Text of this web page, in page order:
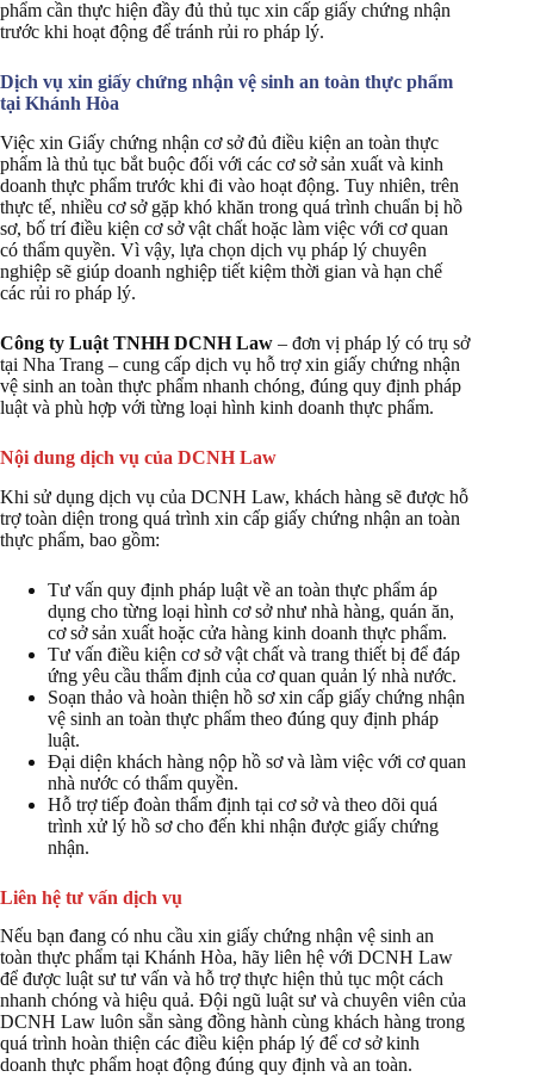
phẩm cần thực hiện đầy đủ thủ tục xin cấp giấy chứng nhận
trước khi hoạt động để tránh rủi ro pháp lý.
Dịch vụ xin giấy chứng nhận vệ sinh an toàn thực phẩm
tại Khánh Hòa
Việc xin Giấy chứng nhận cơ sở đủ điều kiện an toàn thực
phẩm là thủ tục bắt buộc đối với các cơ sở sản xuất và kinh
doanh thực phẩm trước khi đi vào hoạt động. Tuy nhiên, trên
thực tế, nhiều cơ sở gặp khó khăn trong quá trình chuẩn bị hồ
sơ, bố trí điều kiện cơ sở vật chất hoặc làm việc với cơ quan
có thẩm quyền. Vì vậy, lựa chọn dịch vụ pháp lý chuyên
nghiệp sẽ giúp doanh nghiệp tiết kiệm thời gian và hạn chế
các rủi ro pháp lý.
Công ty Luật TNHH DCNH Law – đơn vị pháp lý có trụ sở
tại Nha Trang – cung cấp dịch vụ hỗ trợ xin giấy chứng nhận
vệ sinh an toàn thực phẩm nhanh chóng, đúng quy định pháp
luật và phù hợp với từng loại hình kinh doanh thực phẩm.
Nội dung dịch vụ của DCNH Law
Khi sử dụng dịch vụ của DCNH Law, khách hàng sẽ được hỗ
trợ toàn diện trong quá trình xin cấp giấy chứng nhận an toàn
thực phẩm, bao gồm:
Tư vấn quy định pháp luật về an toàn thực phẩm áp
dụng cho từng loại hình cơ sở như nhà hàng, quán ăn,
cơ sở sản xuất hoặc cửa hàng kinh doanh thực phẩm.
Tư vấn điều kiện cơ sở vật chất và trang thiết bị để đáp
ứng yêu cầu thẩm định của cơ quan quản lý nhà nước.
Soạn thảo và hoàn thiện hồ sơ xin cấp giấy chứng nhận
vệ sinh an toàn thực phẩm theo đúng quy định pháp
luật.
Đại diện khách hàng nộp hồ sơ và làm việc với cơ quan
nhà nước có thẩm quyền.
Hỗ trợ tiếp đoàn thẩm định tại cơ sở và theo dõi quá
trình xử lý hồ sơ cho đến khi nhận được giấy chứng
nhận.
Liên hệ tư vấn dịch vụ
Nếu bạn đang có nhu cầu xin giấy chứng nhận vệ sinh an
toàn thực phẩm tại Khánh Hòa, hãy liên hệ với DCNH Law
để được luật sư tư vấn và hỗ trợ thực hiện thủ tục một cách
nhanh chóng và hiệu quả. Đội ngũ luật sư và chuyên viên của
DCNH Law luôn sẵn sàng đồng hành cùng khách hàng trong
quá trình hoàn thiện các điều kiện pháp lý để cơ sở kinh
doanh thực phẩm hoạt động đúng quy định và an toàn.